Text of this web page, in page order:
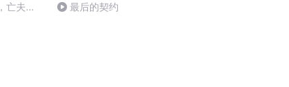
亡夫伴
最后的契约